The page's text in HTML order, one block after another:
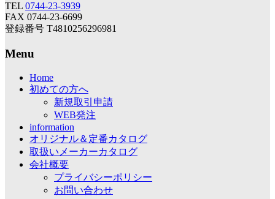
TEL 0744-23-3939
FAX 0744-23-6699
登録番号 T4810256296981
Menu
Home
初めての方へ
新規取引申請
WEB発注
information
オリジナル＆定番カタログ
取扱いメーカーカタログ
会社概要
プライバシーポリシー
お問い合わせ